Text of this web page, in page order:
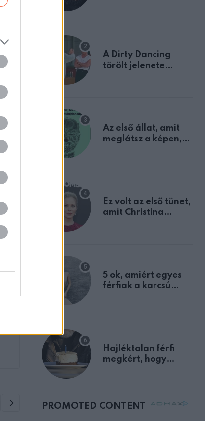
A Dirty Dancing
törölt jelenete
Az első állat, amit
meglátsz a képen,
Ez volt az első tünet,
amit Christina
5 ok, amiért egyes
férfiak a karcsú
Hajléktalan férfi
megkért, hogy
mellettem ült az első